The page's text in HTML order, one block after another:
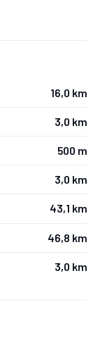
16,0 km
3,0 km
500 m
3,0 km
43,1 km
46,8 km
3,0 km